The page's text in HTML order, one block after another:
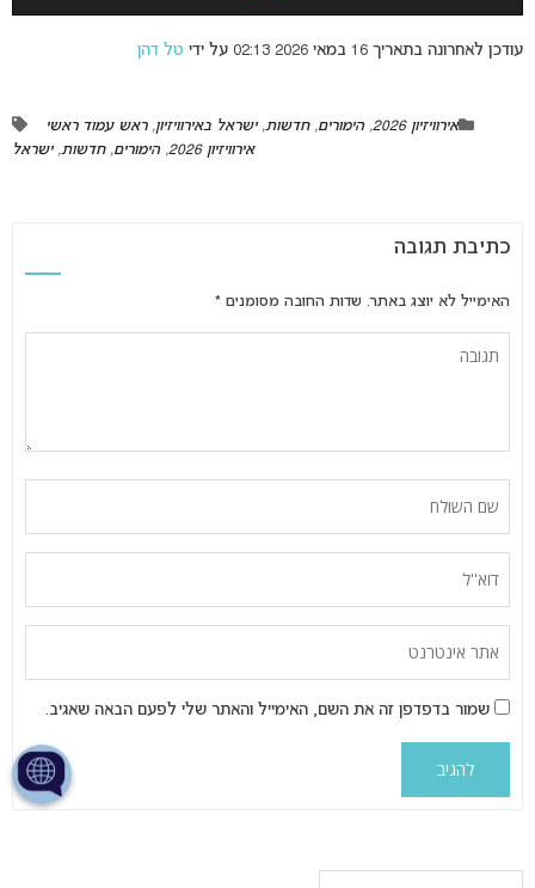
עודכן לאחרונה בתאריך 16 במאי 2026 02:13 על ידי טל דהן
אירוויזיון 2026 ,הימורים,חדשות,ישראל באירוויזיון,ראש עמוד ראשי
אירוויזיון 2026
,הימורים,חדשות,ישראל
כתיבת תגובה
האימייל לא יוצג באתר. שדות החובה מסומנים *
שמור בדפדפן זה את השם, האימייל והאתר שלי לפעם הבאה שאגיב.